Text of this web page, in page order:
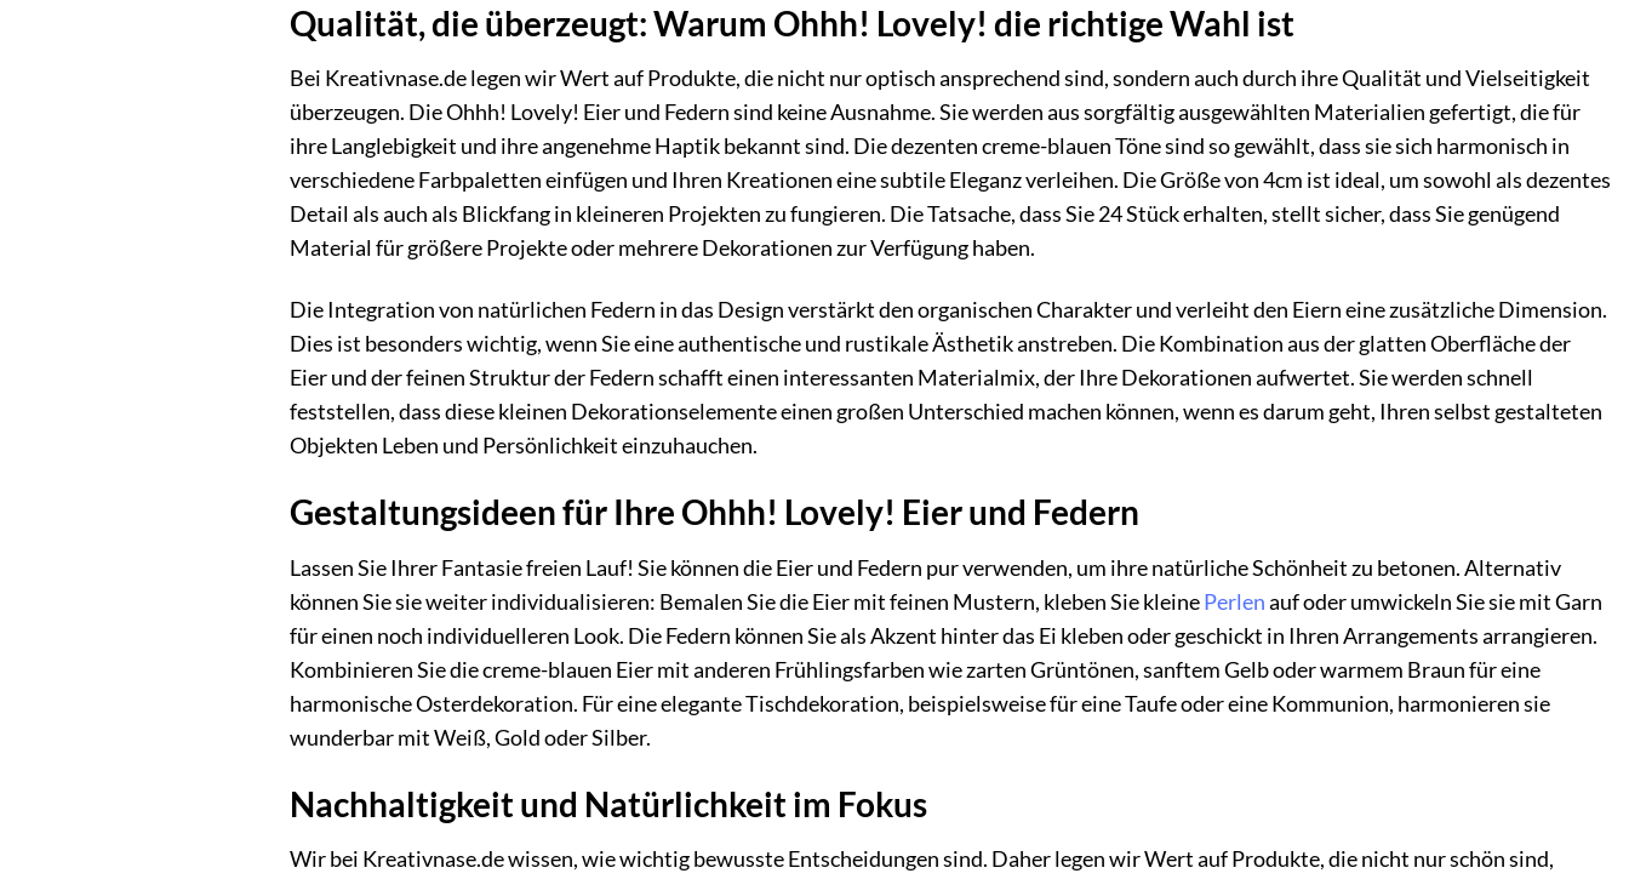
Qualität, die überzeugt: Warum Ohhh! Lovely! die richtige Wahl ist
Bei Kreativnase.de legen wir Wert auf Produkte, die nicht nur optisch ansprechend sind, sondern auch durch ihre Qualität und Vielseitigkeit
überzeugen. Die Ohhh! Lovely! Eier und Federn sind keine Ausnahme. Sie werden aus sorgfältig ausgewählten Materialien gefertigt, die für
ihre Langlebigkeit und ihre angenehme Haptik bekannt sind. Die dezenten creme-blauen Töne sind so gewählt, dass sie sich harmonisch in
verschiedene Farbpaletten einfügen und Ihren Kreationen eine subtile Eleganz verleihen. Die Größe von 4cm ist ideal, um sowohl als dezentes
Detail als auch als Blickfang in kleineren Projekten zu fungieren. Die Tatsache, dass Sie 24 Stück erhalten, stellt sicher, dass Sie genügend
Material für größere Projekte oder mehrere Dekorationen zur Verfügung haben.
Die Integration von natürlichen Federn in das Design verstärkt den organischen Charakter und verleiht den Eiern eine zusätzliche Dimension.
Dies ist besonders wichtig, wenn Sie eine authentische und rustikale Ästhetik anstreben. Die Kombination aus der glatten Oberfläche der
Eier und der feinen Struktur der Federn schafft einen interessanten Materialmix, der Ihre Dekorationen aufwertet. Sie werden schnell
feststellen, dass diese kleinen Dekorationselemente einen großen Unterschied machen können, wenn es darum geht, Ihren selbst gestalteten
Objekten Leben und Persönlichkeit einzuhauchen.
Gestaltungsideen für Ihre Ohhh! Lovely! Eier und Federn
Lassen Sie Ihrer Fantasie freien Lauf! Sie können die Eier und Federn pur verwenden, um ihre natürliche Schönheit zu betonen. Alternativ
können Sie sie weiter individualisieren: Bemalen Sie die Eier mit feinen Mustern, kleben Sie kleinePerlenauf oder umwickeln Sie sie mit Garn
für einen noch individuelleren Look. Die Federn können Sie als Akzent hinter das Ei kleben oder geschickt in Ihren Arrangements arrangieren.
Kombinieren Sie die creme-blauen Eier mit anderen Frühlingsfarben wie zarten Grüntönen, sanftem Gelb oder warmem Braun für eine
harmonische Osterdekoration. Für eine elegante Tischdekoration, beispielsweise für eine Taufe oder eine Kommunion, harmonieren sie
wunderbar mit Weiß, Gold oder Silber.
Nachhaltigkeit und Natürlichkeit im Fokus
Wir bei Kreativnase.de wissen, wie wichtig bewusste Entscheidungen sind. Daher legen wir Wert auf Produkte, die nicht nur schön sind,